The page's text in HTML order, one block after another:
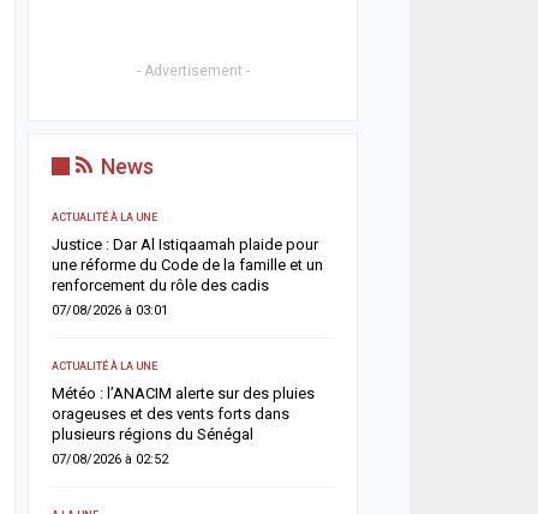
- Advertisement -
News
ACTUALITÉ À LA UNE
Justice : Dar Al Istiqaamah plaide pour
une réforme du Code de la famille et un
renforcement du rôle des cadis
07/08/2026 à 03:01
ACTUALITÉ À LA UNE
Météo : l’ANACIM alerte sur des pluies
orageuses et des vents forts dans
plusieurs régions du Sénégal
07/08/2026 à 02:52